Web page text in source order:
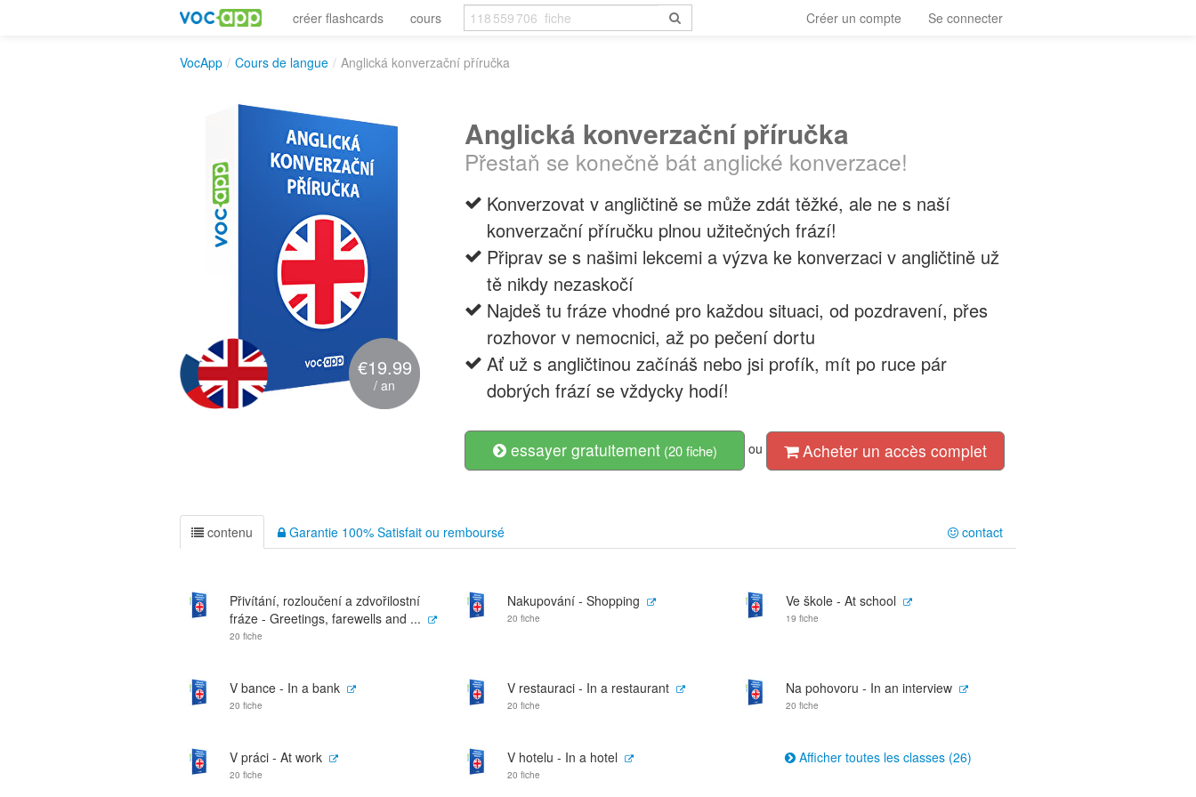
créer flashcards cours Créer un compte Se connecter
VocApp / Cours de langue / Anglická konverzační příručka
€19.99
/ an
Anglická konverzační příručka
Přestaň se konečně bát anglické konverzace!
Konverzovat v angličtině se může zdát těžké, ale ne s naší
konverzační příručku plnou užitečných frází!
Připrav se s našimi lekcemi a výzva ke konverzaci v angličtině už
tě nikdy nezaskočí
Najdeš tu fráze vhodné pro každou situaci, od pozdravení, přes
rozhovor v nemocnici, až po pečení dortu
Ať už s angličtinou začínáš nebo jsi profík, mít po ruce pár
dobrých frází se vždycky hodí!
essayer gratuitement(20 fiche) ou Acheter un accès complet
contenu Garantie 100% Satisfait ou remboursé contact
Přivítání, rozloučení a zdvořilostní
fráze - Greetings, farewells and ...
20 fiche
Nakupování - Shopping
20 fiche
Ve škole - At school
19 fiche
V bance - In a bank
20 fiche
V restauraci - In a restaurant
20 fiche
Na pohovoru - In an interview
20 fiche
V práci - At work
20 fiche
V hotelu - In a hotel
20 fiche
Afficher toutes les classes (26)